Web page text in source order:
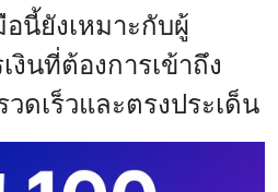
นี้ยังเหมาะกับผู้
งินที่ต้องการเข้าถึง
ดเร็วและตรงประเด็น